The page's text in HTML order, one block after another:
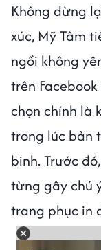
Không dừng
xúc, Mỹ Tâm
ngồi không
trên
chọn chính là
trong lúc bản
binh. Trước
từng gây chú
trang phục in